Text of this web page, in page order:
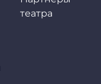
театра